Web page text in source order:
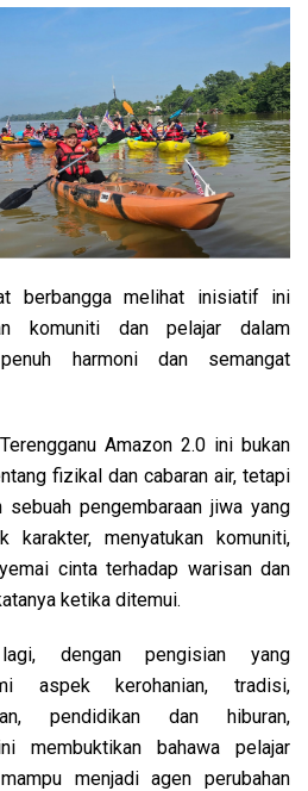
berbangga melihat inisiatif ini
komuniti dan pelajar dalam
harmoni dan semangat
Amazon 2.0 ini bukan
fizikal dan cabaran air, tetapi
sebuah pengembaraan jiwa yang
karakter, menyatukan komuniti,
cinta terhadap warisan dan
ketika ditemui.
dengan pengisian yang
aspek kerohanian, tradisi,
pendidikan dan hiburan,
membuktikan bahawa pelajar
menjadi agen perubahan